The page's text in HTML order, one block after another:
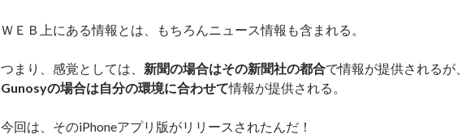
ＷＥＢ上にある情報とは、もちろんニュース情報も含まれる。
つまり、感覚としては、 新聞の場合はその新聞社の都合で情報が提供されるが、
Gunosyの場合は自分の環境に合わせて情報が提供される。
今回は、そのiPhoneアプリ版がリリースされたんだ！